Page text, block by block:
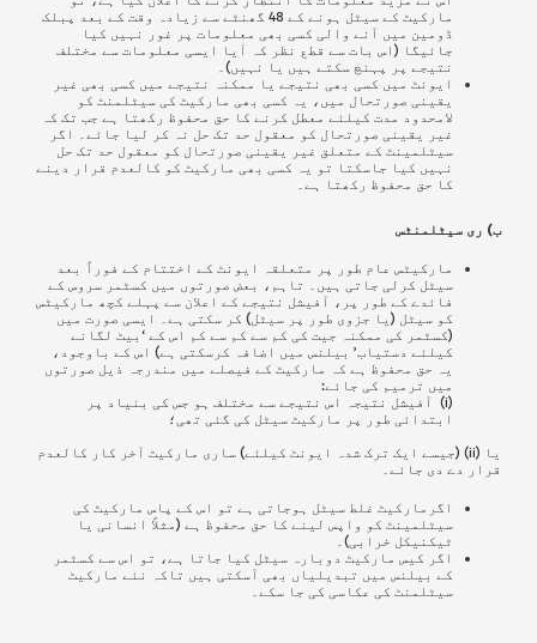
مارکیٹ کے سیٹل ہونے کے 48 گھنٹے سے زیادہ وقت کے بعد پبلک
ڈومین میں آنے والی کسی بھی معلومات پر غور نہیں کیا
جائیگا (اس بات سے قطع نظر کہ آیا ایسی معلومات سے مختلف
نتیجے پر پہنچ سکتے ہیں یا نہیں)۔
ایونٹ میں کسی بھی نتیجے یا ممکنہ نتیجے میں کسی بھی غیر
یقینی صورتحال میں، یہ کسی بھی مارکیٹ کی سیٹلمنٹ کو
لامحدود مدت کیلئے معطل کرنے کا حق محفوظ رکھتا ہے جب تک کہ
غیر یقینی صورتحال کو معقول حد تک حل نہ کر لیا جائے۔ اگر
سیٹلمینٹ کے متعلق غیر یقینی صورتحال کو معقول حد تک حل
نہیں کیا جاسکتا تو یہ کسی بھی مارکیٹ کو کالعدم قرار دینے
کا حق محفوظ رکھتا ہے۔
ب) ری سیٹلمنٹس
مارکیٹس عام طور پر متعلقہ ایونٹ کے اختتام کے فوراً بعد
سیٹل کرلی جاتی ہیں۔ تاہم، بعض صورتوں میں کسٹمر سروس کے
فائدے کے طور پر، آفیشل نتیجے کے اعلان سے پہلے کچھ مارکیٹس
کو سیٹل (یا جزوی طور پر سیٹل) کر سکتی ہے۔ ایسی صورت میں
(کسٹمر کی ممکنہ جیت کی کم سے کم سے کم اس کے ‘بیٹ لگانے
کیلئے دستیاب’ بیلنس میں اضافہ کرسکتی ہے) اس کے باوجود،
یہ حق محفوظ ہے کہ مارکیٹ کے فیصلے میں مندرجہ ذیل صورتوں
میں ترمیم کی جائے:
(i) آفیشل نتیجہ اس نتیجے سے مختلف ہو جس کی بنیاد پر
ابتدائی طور پر مارکیٹ سیٹل کی گئی تھی؛
یا (ii) (جیسے ایک ترک شدہ ایونٹ کیلئے) ساری مارکیٹ آخر کار کالعدم
قرار دے دی جائے۔
اگرمارکیٹ غلط سیٹل ہوجاتی ہے تو اس کے پاس مارکیٹ کی
سیٹلمینٹ کو واپس لینے کا حق محفوظ ہے (مثلاََ انسانی یا
ٹیکنیکل خرابی)۔
اگر کیس مارکیٹ دوبارہ سیٹل کیا جاتا ہے، تو اس سے کسٹمر
کے بیلنس میں تبدیلیاں بھی آسکتی ہیں تاکہ نئے مارکیٹ
سیٹلمنٹ کی عکاسی کی جا سکے۔